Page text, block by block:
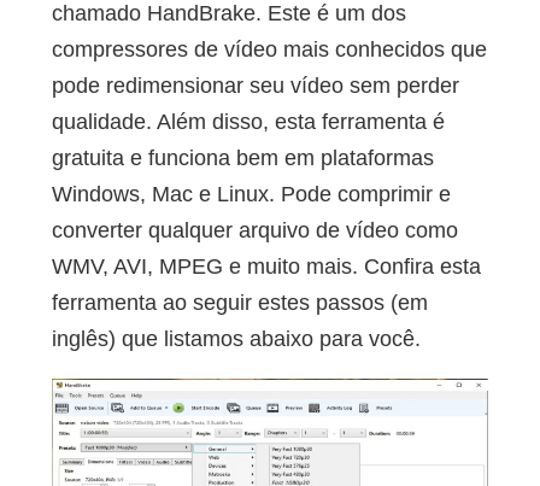
chamado HandBrake. Este é um dos
compressores de vídeo mais conhecidos que
pode redimensionar seu vídeo sem perder
qualidade. Além disso, esta ferramenta é
gratuita e funciona bem em plataformas
Windows, Mac e Linux. Pode comprimir e
converter qualquer arquivo de vídeo como
WMV, AVI, MPEG e muito mais. Confira esta
ferramenta ao seguir estes passos (em
inglês) que listamos abaixo para você.